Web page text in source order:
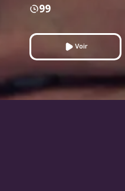
99
Voir